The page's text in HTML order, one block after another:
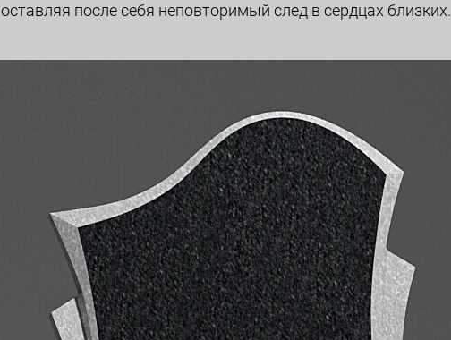
оставляя после себя неповторимый след в сердцах близких.